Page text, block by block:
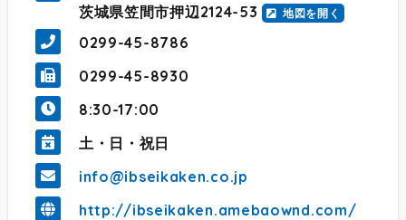
茨城県笠間市押辺2124-53
地図を開く
0299-45-8786
0299-45-8930
8:30-17:00
土・日・祝日
info@ibseikaken.co.jp
http://ibseikaken.amebaownd.com/